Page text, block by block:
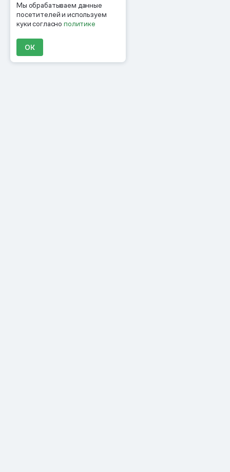
Мы обрабатываем данные
посетителей и используем
куки согласнополитике
ОК